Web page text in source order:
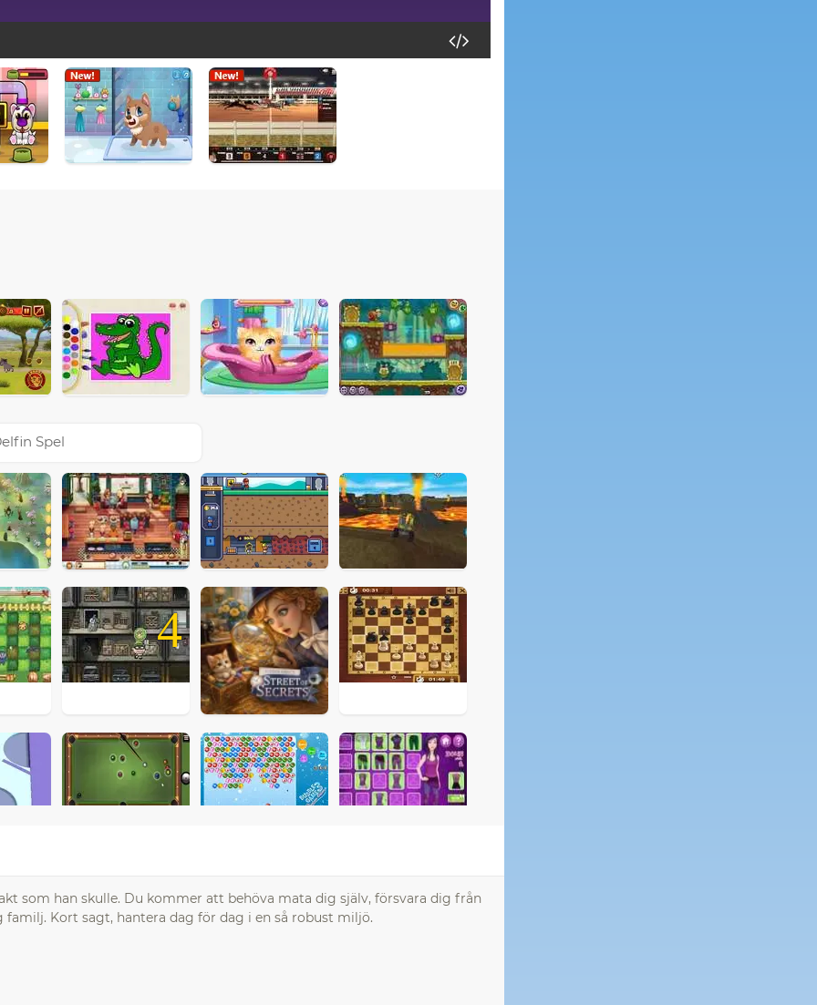
Spel
4
som han skulle. Du kommer att behöva mata dig själv, försvara dig från
Kort sagt, hantera dag för dag i en så robust miljö.